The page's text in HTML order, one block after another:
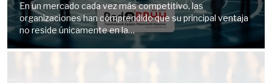
En un mercado cada vez más competitivo, las
organizaciones han comprendido que su principal ventaja
no reside únicamente en la…